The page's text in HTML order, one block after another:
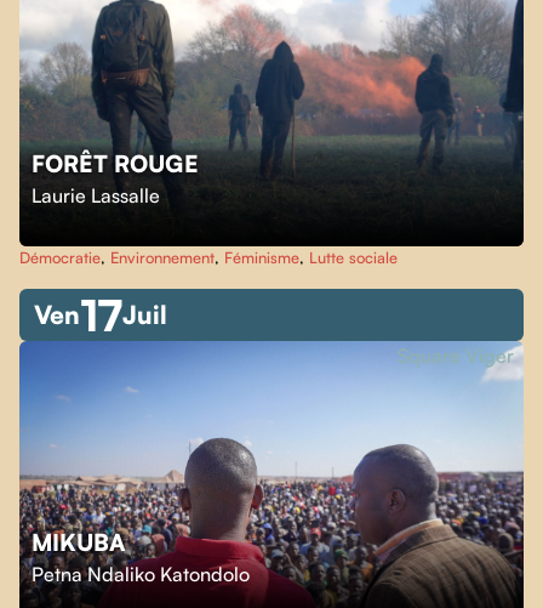
FORÊT ROUGE
Laurie Lassalle
Démocratie, Environnement, Féminisme, Lutte sociale
Ven17Juil
MIKUBA
Petna Ndaliko Katondolo
Square Viger